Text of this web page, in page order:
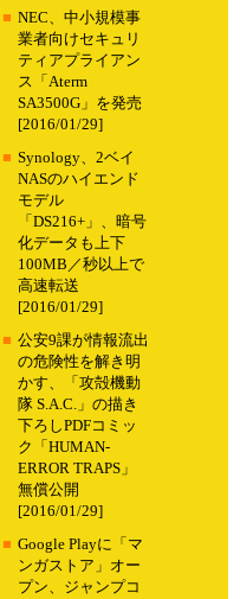
■ NEC、中小規模事
業者向けセキュリ
ティアプライアン
ス「Aterm
SA3500G」を発売
[2016/01/29]
■ Synology、2ベイ
NASのハイエンド
モデル
「DS216+」、暗号
化データも上下
100MB／秒以上で
高速転送
[2016/01/29]
■ 公安9課が情報流出
の危険性を解き明
かす、「攻殻機動
隊 S.A.C.」の描き
下ろしPDFコミッ
ク「HUMAN-
ERROR TRAPS」
無償公開
[2016/01/29]
■ Google Playに「マ
ンガストア」オー
プン、ジャンプコ